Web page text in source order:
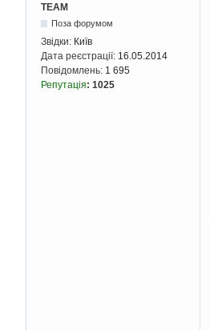
TEAM
Поза форумом
Звідки: Київ
Дата реєстрації: 16.05.2014
Повідомлень: 1 695
Репутація: 1025